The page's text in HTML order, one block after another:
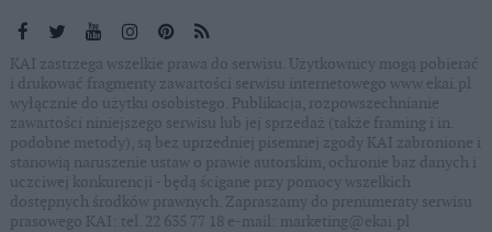
KAI zastrzega wszelkie prawa do serwisu. Użytkownicy mogą pobierać
i drukować fragmenty zawartości serwisu internetowego www.ekai.pl
wyłącznie do użytku osobistego. Publikacja, rozpowszechnianie
zawartości niniejszego serwisu lub jej sprzedaż (także framing i in.
podobne metody), są bez uprzedniej pisemnej zgody KAI zabronione i
stanowią naruszenie ustaw o prawie autorskim, ochronie baz danych i
uczciwej konkurencji - będą ścigane przy pomocy wszelkich
dostępnych środków prawnych. Zapraszamy do prenumeraty serwisu
prasowego KAI: tel. 22 635 77 18 e-mail: marketing@ekai.pl